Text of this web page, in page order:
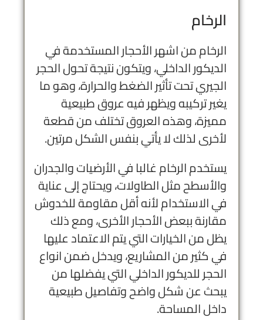
الرخام
الرخام من اشهر الأحجار المستخدمة في
الديكور الداخلي، ويتكون نتيجة تحول الحجر
الجيري تحت تأثير الضغط والحرارة، وهو ما
يغير تركيبه ويظهر فيه عروق طبيعية
مميزة، وهذه العروق تختلف من قطعة
لأخرى لذلك لا يأتي بنفس الشكل مرتين.
يستخدم الرخام غالبا في الأرضيات والجدران
والأسطح مثل الطاولات، ويحتاج إلى عناية
في الاستخدام لأنه أقل مقاومة للخدوش
مقارنة ببعض الأحجار الأخرى، ومع ذلك
يظل من الخيارات التي يتم الاعتماد عليها
في كثير من المشاريع، ويدخل ضمن انواع
الحجر للديكور الداخلي التي يفضلها من
يبحث عن شكل واضح وتفاصيل طبيعية
داخل المساحة.